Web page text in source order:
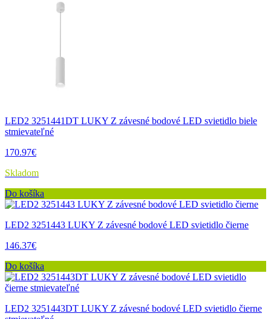
LED2 3251441DT LUKY Z závesné bodové LED svietidlo biele
stmievateľné
170.97€
Skladom
Do košíka
LED2 3251443 LUKY Z závesné bodové LED svietidlo čierne
146.37€
Do košíka
LED2 3251443DT LUKY Z závesné bodové LED svietidlo čierne